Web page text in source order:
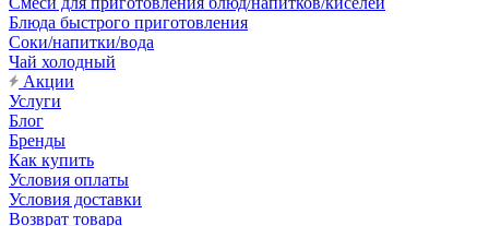
Блюда быстрого приготовления
Соки/напитки/вода
Чай холодный
Акции
Услуги
Блог
Бренды
Как купить
Условия оплаты
Условия доставки
Возврат товара